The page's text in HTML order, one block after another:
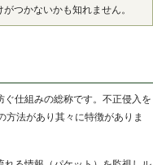
つかないかも知れません。
仕組みの総称です。不正侵入を
方法があり其々に特徴がありま